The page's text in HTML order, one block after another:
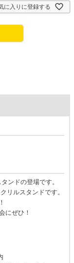
に入りに登録する
ンドの登場です。
リルスタンドです。
にぜひ！